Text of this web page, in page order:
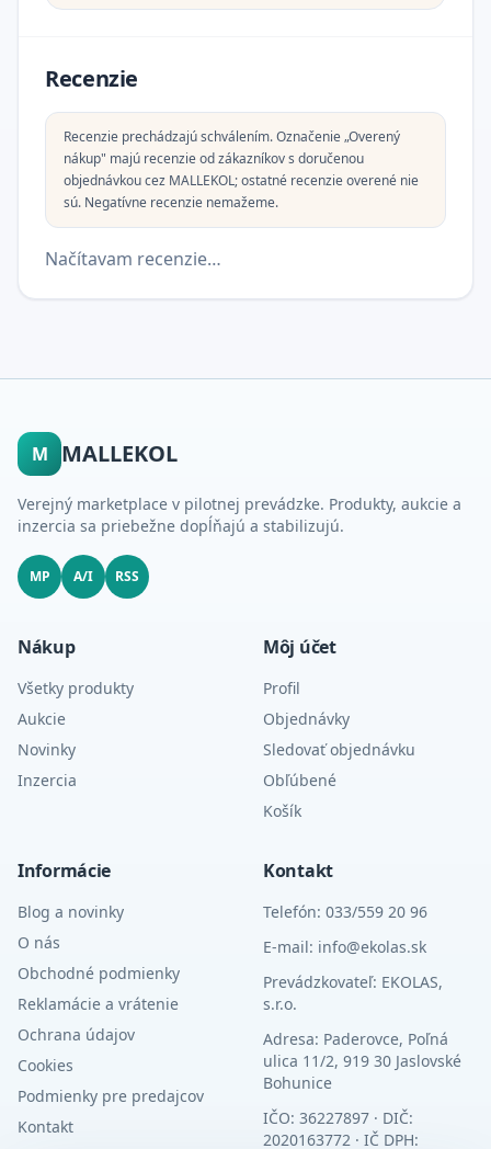
Recenzie
Recenzie prechádzajú schválením. Označenie „Overený
nákup" majú recenzie od zákazníkov s doručenou
objednávkou cez MALLEKOL; ostatné recenzie overené nie
sú. Negatívne recenzie nemažeme.
Načítavam recenzie…
M MALLEKOL
Verejný marketplace v pilotnej prevádzke. Produkty, aukcie a
inzercia sa priebežne dopĺňajú a stabilizujú.
MP A/I RSS
Nákup
Všetky produkty
Aukcie
Novinky
Inzercia
Môj účet
Profil
Objednávky
Sledovať objednávku
Obľúbené
Košík
Informácie
Blog a novinky
O nás
Obchodné podmienky
Reklamácie a vrátenie
Ochrana údajov
Cookies
Podmienky pre predajcov
Kontakt
Kontakt
Telefón: 033/559 20 96
E-mail: info@ekolas.sk
Prevádzkovateľ: EKOLAS,
s.r.o.
Adresa: Paderovce, Poľná
ulica 11/2, 919 30 Jaslovské
Bohunice
IČO: 36227897 · DIČ:
2020163772 · IČ DPH: